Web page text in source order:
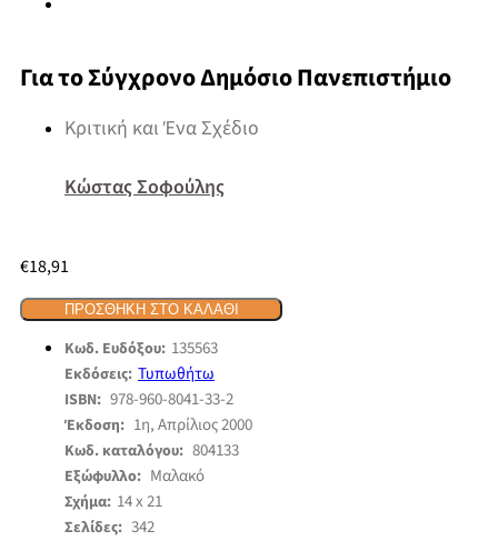
Για το Σύγχρονο Δημόσιο Πανεπιστήμιο
Κριτική και Ένα Σχέδιο
Κώστας Σοφούλης
€18,91
ΠΡΟΣΘΉΚΗ ΣΤΟ ΚΑΛΆΘΙ
Κωδ. Ευδόξου: 135563
Εκδόσεις: Τυπωθήτω
ISBN: 978-960-8041-33-2
Έκδοση: 1η, Απρίλιος 2000
Κωδ. καταλόγου: 804133
Εξώφυλλο: Μαλακό
Σχήμα: 14 x 21
Σελίδες: 342